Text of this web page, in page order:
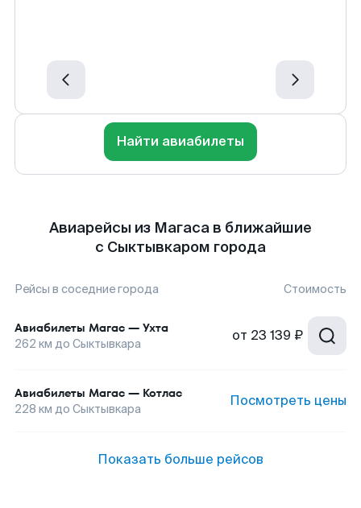
Найти авиабилеты
Авиарейсы из Магаса в ближайшие
с Сыктывкаром города
Рейсы в соседние города Стоимость
Авиабилеты Магас — Ухта
262 км до Сыктывкара от 23 139 ₽
Авиабилеты Магас — Котлас
228 км до Сыктывкара Посмотреть цены
Показать больше рейсов